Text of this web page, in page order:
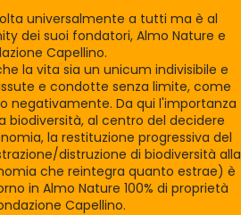
universalmente a tutti ma è al
dei suoi fondatori, Almo Nature e
Capellino.
la vita sia un unicum indivisibile e
e condotte senza limite, come
negativamente. Da qui l'importanza
biodiversità, al centro del decidere
la restituzione progressiva del
distruzione di biodiversità alla
che reintegra quanto estrae) è
in Almo Nature 100% di proprietà
Capellino.